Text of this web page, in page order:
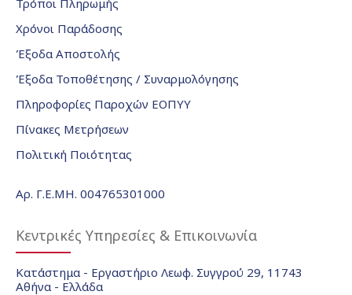
Τρόποι Πληρωμής
Χρόνοι Παράδοσης
Έξοδα Αποστολής
Έξοδα Τοποθέτησης / Συναρμολόγησης
Πληροφορίες Παροχών ΕΟΠΥΥ
Πίνακες Μετρήσεων
Πολιτική Ποιότητας
Αρ. Γ.Ε.ΜΗ. 004765301000
Κεντρικές Υπηρεσίες & Επικοινωνία
Κατάστημα - Εργαστήριο Λεωφ. Συγγρού 29, 11743
Αθήνα - Ελλάδα